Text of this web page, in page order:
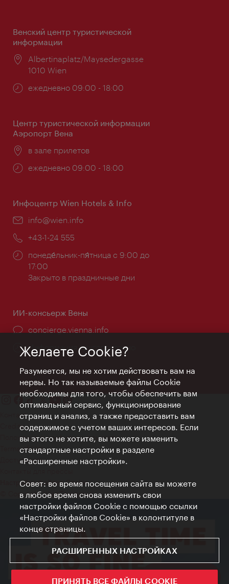
Sign up now
Венский центр туристической
информации
Расположение:
Albertinaplatz/Maysedergasse
1010 Wien
Часы
ежедневно 09:00 - 18:00
Центр туристической информации
Аэропорт Вена
Расположение:
в зале прилетов
Часы
ежедневно 09:00 - 18:00
Инфоцентр Wien Hotels & Info
Эл.
info@wien.info
Телефон:
+43-1-24 555
Часы
работы:
понеде́льник-пя́тница с 9:00 до
17:00
Закрыто в праздничные дни
ИИ-консьерж Вены
concierge.vienna.info
Информация круглосуточно
Контакт
Credits
Положение о конфиденциальности
Terms of Use
Доступность
Настройки файлов Cookie
© Copyright WienTourismus
Желаете Cookie?
Разумеется, мы не хотим действовать вам на
нервы. Но так называемые файлы Cookie
необходимы для того, чтобы обеспечить вам
оптимальный сервис, функционирование
страниц и анализ, а также предоставить вам
содержимое с учетом ваших интересов. Если
вы этого не хотите, вы можете изменить
стандартные настройки в разделе
«Расширенные настройки».
Совет: во время посещения сайта вы можете
в любое время снова изменить свои
настройки файлов Cookie с помощью ссылки
«Настройки файлов Cookie» в колонтитуле в
конце страницы.
РАСШИРЕННЫХ НАСТРОЙКАХ
ПРИНЯТЬ ВСЕ ФАЙЛЫ COOKIE